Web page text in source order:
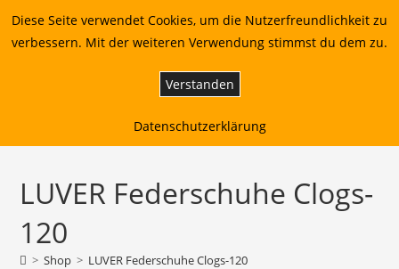
DESIGNBOUTIQUE | Telefon +49 24054903606
LUVER Federschuhe Clogs-
120
> Shop > LUVER Federschuhe Clogs-120
Diese Seite verwendet Cookies, um die Nutzerfreundlichkeit zu
verbessern. Mit der weiteren Verwendung stimmst du dem zu.
Verstanden
Datenschutzerklärung